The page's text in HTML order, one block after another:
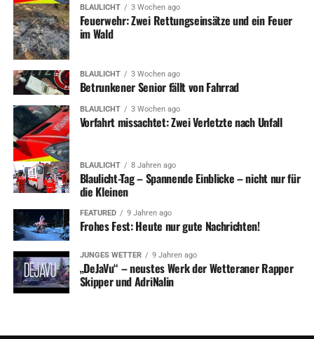
BLAULICHT 3 Wochen ago
Feuerwehr: Zwei Rettungseinsätze und ein Feuer
im Wald
BLAULICHT 3 Wochen ago
Betrunkener Senior fällt von Fahrrad
BLAULICHT 3 Wochen ago
Vorfahrt missachtet: Zwei Verletzte nach Unfall
BLAULICHT 8 Jahren ago
Blaulicht-Tag – Spannende Einblicke – nicht nur für
die Kleinen
FEATURED 9 Jahren ago
Frohes Fest: Heute nur gute Nachrichten!
JUNGES WETTER 9 Jahren ago
„DeJaVu“ – neustes Werk der Wetteraner Rapper
Skipper und AdriNalin